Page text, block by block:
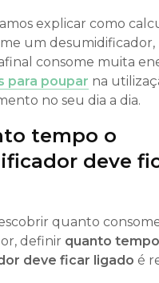
explicar como
um desumidificador,
consome muita
para poupar na
no seu dia a dia.
tempo o
deve
quanto
definir quanto
deve ficar ligado é